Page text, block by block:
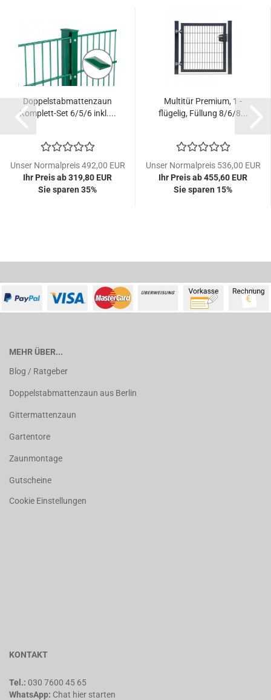
Doppelstabmattenzaun
Komplett-Set 6/5/6 inkl....
Unser Normalpreis 492,00 EUR
Ihr Preis ab 319,80 EUR
Sie sparen 35%
Multitür Premium, 1 -
flügelig, Füllung 8/6/8...
Unser Normalpreis 536,00 EUR
Ihr Preis ab 455,60 EUR
Sie sparen 15%
MEHR ÜBER...
Blog / Ratgeber
Doppelstabmattenzaun aus Berlin
Gittermattenzaun
Gartentore
Zaunmontage
Gutscheine
Cookie Einstellungen
KONTAKT
Tel.: 030 7600 45 65
WhatsApp: Chat hier starten